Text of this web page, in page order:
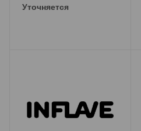
Уточняется